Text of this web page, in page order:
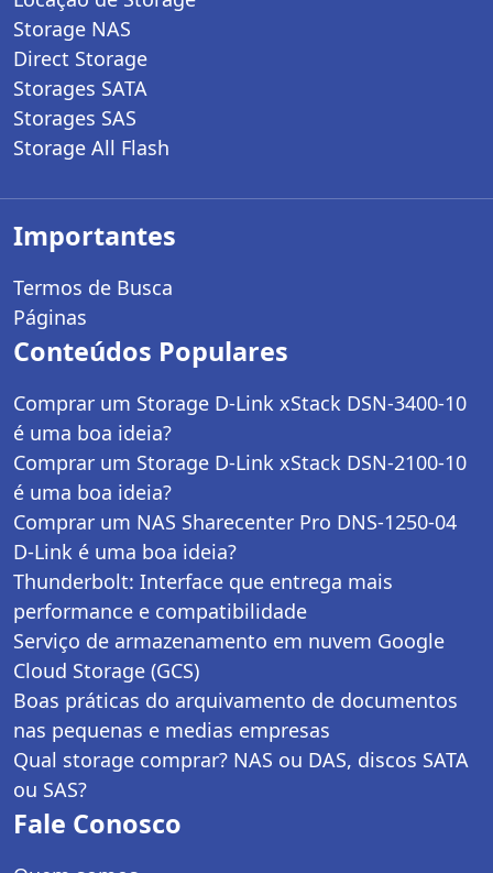
Storage NAS
Direct Storage
Storages SATA
Storages SAS
Storage All Flash
Importantes
Termos de Busca
Páginas
Conteúdos Populares
Comprar um Storage D-Link xStack DSN-3400-10
é uma boa ideia?
Comprar um Storage D-Link xStack DSN-2100-10
é uma boa ideia?
Comprar um NAS Sharecenter Pro DNS-1250-04
D-Link é uma boa ideia?
Thunderbolt: Interface que entrega mais
performance e compatibilidade
Serviço de armazenamento em nuvem Google
Cloud Storage (GCS)
Boas práticas do arquivamento de documentos
nas pequenas e medias empresas
Qual storage comprar? NAS ou DAS, discos SATA
ou SAS?
Fale Conosco